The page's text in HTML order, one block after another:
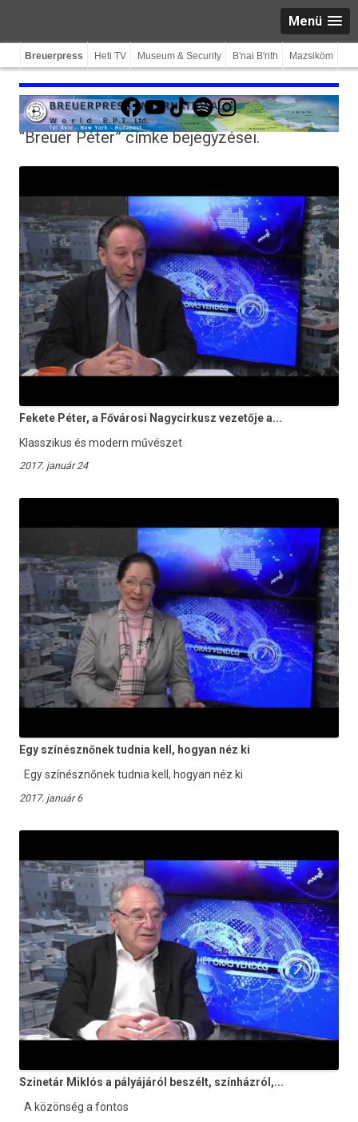
Menü
Breuerpress Heti TV Museum & Security B'nai B'rith Mazsiköm
Facebook
YouTube
TikTokSpotifyInstagram
“Breuer Péter”címke bejegyzései.
Fekete Péter, a Fővárosi Nagycirkusz vezetője a...
Klasszikus és modern művészet
2017. január 24
Egy színésznőnek tudnia kell, hogyan néz ki
Egy színésznőnek tudnia kell, hogyan néz ki
2017. január 6
Szinetár Miklós a pályájáról beszélt, színházról,...
A közönség a fontos